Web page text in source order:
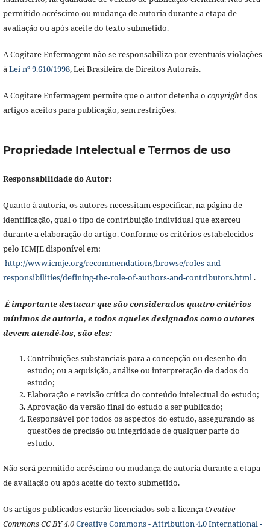
permitido acréscimo ou mudança de autoria durante a etapa de
avaliação ou após aceite do texto submetido.
A Cogitare Enfermagem não se responsabiliza por eventuais violações
àLei nº 9.610/1998, Lei Brasileira de Direitos Autorais.
A Cogitare Enfermagem permite que o autor detenha o copyrightdos
artigos aceitos para publicação, sem restrições.
Propriedade Intelectual e Termos de uso
Responsabilidade do Autor:
Quanto à autoria, os autores necessitam especificar, na página de
identificação, qual o tipo de contribuição individual que exerceu
durante a elaboração do artigo. Conforme os critérios estabelecidos
pelo ICMJE disponível em:
http://www.icmje.org/recommendations/browse/roles-and-
responsibilities/defining-the-role-of-authors-and-contributors.html.
É importante destacar que são considerados quatro critérios
mínimos de autoria, e todos aqueles designados como autores
devem atendê-los, são eles:
Contribuições substanciais para a concepção ou desenho do
estudo; ou a aquisição, análise ou interpretação de dados do
estudo;
Elaboração e revisão crítica do conteúdo intelectual do estudo;
Aprovação da versão final do estudo a ser publicado;
Responsável por todos os aspectos do estudo, assegurando as
questões de precisão ou integridade de qualquer parte do
estudo.
Não será permitido acréscimo ou mudança de autoria durante a etapa
de avaliação ou após aceite do texto submetido.
Os artigos publicados estarão licenciados sob a licençaCreative
Commons CC BY 4.0Creative Commons - Attribution 4.0 International -